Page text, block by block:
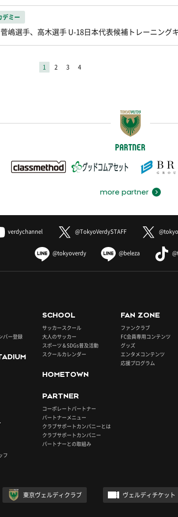
デミー
嶋選手、高木選手 U-18日本代表候補トレーニング
1 2 3 4
PARTNER
more partner
verdychannel @TokyoVerdySTAFF
@tokyoverdy @beleza
バー登録
フ
SCHOOL
サッカースクール
大人のサッカー
スポーツ＆SDGs普及活動
スクールカレンダー
HOMETOWN
PARTNER
コーポレートパートナー
パートナーメニュー
クラブサポートカンパニーとは
クラブサポートカンパニー
パートナーとの取組み
FAN ZONE
ファンクラブ
FC会員専用コンテンツ
グッズ
エンタメコンテンツ
応援プログラム
東京ヴェルディクラブ ヴェルディチケット